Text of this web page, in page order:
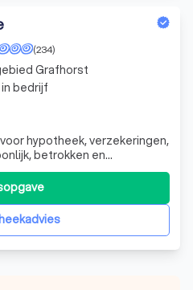
(234)
hypotheek, verzekeringen,
betrokken en
even ingewikkeld wordt.
Grafhorst
in bedrijf